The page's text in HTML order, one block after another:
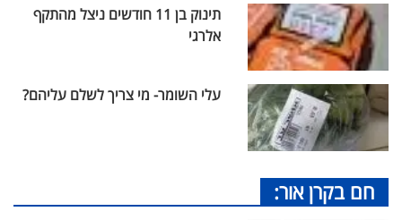
תינוק בן 11 חודשים ניצל מהתקף
אלרגי
עלי השומר- מי צריך לשלם עליהם?
חם בקרן אור: